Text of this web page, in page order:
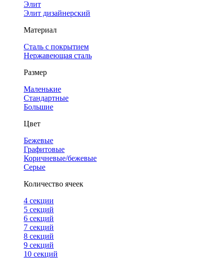
Элит
Элит дизайнерский
Материал
Сталь с покрытием
Нержавеющая сталь
Размер
Маленькие
Стандартные
Большие
Цвет
Бежевые
Графитовые
Коричневые/бежевые
Серые
Количество ячеек
4 cекции
5 секций
6 секций
7 секций
8 секций
9 секций
10 секций